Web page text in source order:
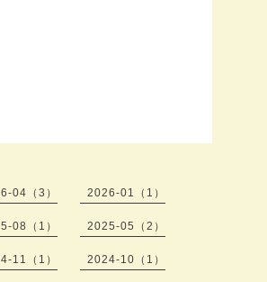
04（3） 2026-01（1）
08（1） 2025-05（2）
11（1） 2024-10（1）